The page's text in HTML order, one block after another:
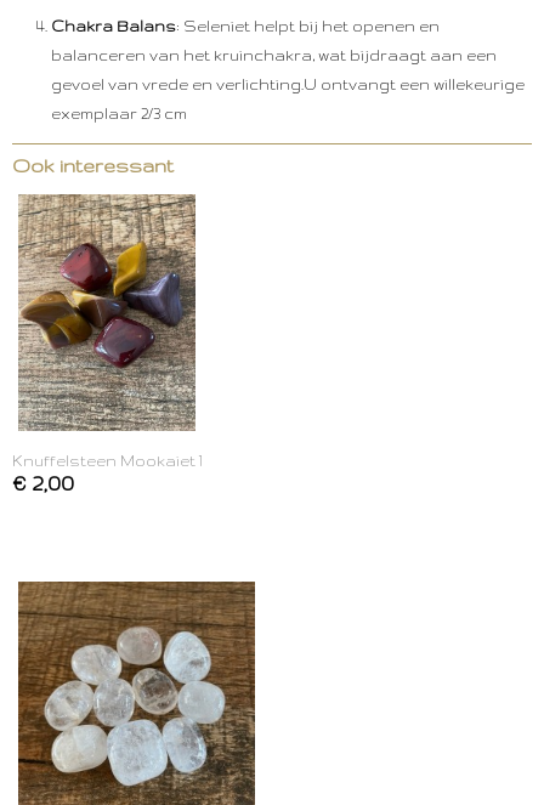
Chakra Balans: Seleniet helpt bij het openen en
balanceren van het kruinchakra, wat bijdraagt aan een
gevoel van vrede en verlichting.U ontvangt een willekeurige
exemplaar 2/3 cm
Ook interessant
Knuffelsteen Mookaiet 1
€ 2,00